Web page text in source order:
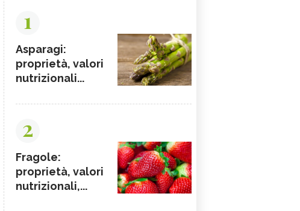
1
Asparagi:
proprietà, valori
nutrizionali...
2
Fragole:
proprietà, valori
nutrizionali,...